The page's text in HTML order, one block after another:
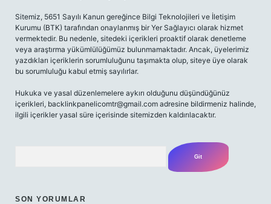
Sitemiz, 5651 Sayılı Kanun gereğince Bilgi Teknolojileri ve İletişim
Kurumu (BTK) tarafından onaylanmış bir Yer Sağlayıcı olarak hizmet
vermektedir. Bu nedenle, sitedeki içerikleri proaktif olarak denetleme
veya araştırma yükümlülüğümüz bulunmamaktadır. Ancak, üyelerimiz
yazdıkları içeriklerin sorumluluğunu taşımakta olup, siteye üye olarak
bu sorumluluğu kabul etmiş sayılırlar.
Hukuka ve yasal düzenlemelere aykırı olduğunu düşündüğünüz
içerikleri, backlinkpanelicomtr@gmail.com adresine bildirmeniz halinde,
ilgili içerikler yasal süre içerisinde sitemizden kaldırılacaktır.
SON YORUMLAR